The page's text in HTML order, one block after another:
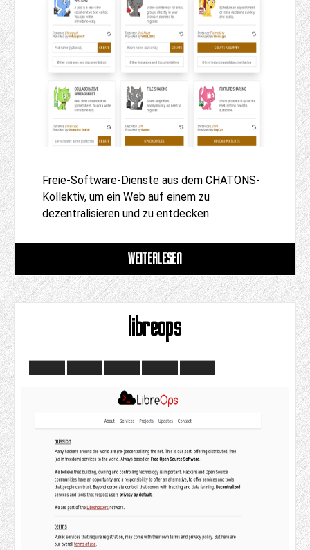
Freie-Software-Dienste aus dem CHATONS-
Kollektiv, um ein Web auf einem zu
dezentralisieren und zu entdecken
WEITERLESEN
libreops